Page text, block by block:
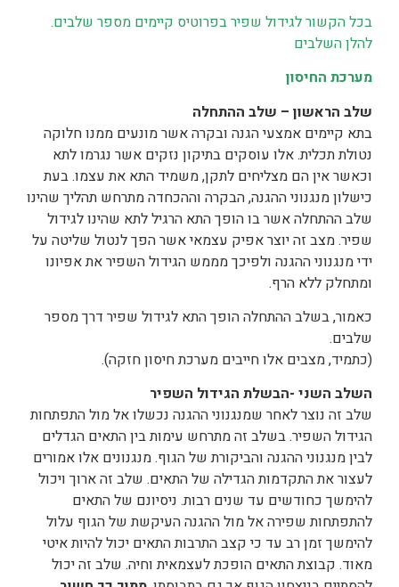
בכל הקשור לגידול שפיר בפרוטיס קיימים מספר שלבים.
להלן השלבים
מערכת החיסון
שלב הראשון – שלב ההתחלה
בתא קיימים אמצעי הגנה ובקרה אשר מונעים ממנו חלוקה
נטולת תכלית. אלו עוסקים בתיקון נזקים אשר נגרמו לתא
וכאשר אין הם מצליחים לתקן, משמיד התא את עצמו. בעת
כישלון מנגנוני ההגנה, הבקרה וההכחדה מתרחש תהליך שהינו
שלב ההתחלה אשר בו הופך התא הרגיל לתא שהינו לגידול
שפיר. מצב זה יוצר אפיק עצמאי אשר הפך לנטול שליטה על
ידי מנגנוני ההגנה ולפיכך מממש הגידול השפיר את אפיונו
ומתחלק ללא הרף.
כאמור, בשלב ההתחלה הופך התא לגידול שפיר דרך מספר
שלבים.
(כתמיד, מצבים אלו חייבים מערכת חיסון חזקה).
השלב השני -הבשלת הגידול השפיר
שלב זה נוצר לאחר שמנגנוני ההגנה נכשלו אל מול התפתחות
הגידול השפיר. בשלב זה מתרחש עימות בין התאים הגדלים
לבין מנגנוני ההגנה והביקורת של הגוף. מנגנונים אלו אמורים
לעצור את התקדמות הגדילה של התאים. שלב זה ארוך ויכול
להימשך כחודשים עד שנים רבות. ניסיונם של התאים
להתפתחות שפירה אל מול ההגנה העיקשת של הגוף עלול
להימשך זמן רב עד כי קצב התרבות התאים יכול להיות איטי
מאוד. קבוצת התאים הופכת לעצמאית וחיה. שלב זה יכול